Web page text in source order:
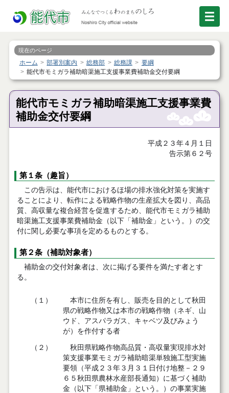
現在のページ
ホーム 部署別案内 総務部 総務課
要綱
能代市モミガラ補助暗渠施工支援事業費補助金交付要綱
能代市モミガラ補助暗渠施工支援事業費
補助金交付要綱
平成２３年４月１日
告示第６２号
第１条（趣旨）
この告示は、能代市におけるほ場の排水強化対策を実施す
ることにより、転作による戦略作物の生産拡大を図り、高品
質、高収量な複合経営を促進するため、能代市モミガラ補助
暗渠施工支援事業費補助金（以下「補助金」という。）の交
付に関し必要な事項を定めるものとする。
第２条（補助対象者）
補助金の交付対象者は、次に掲げる要件を満たす者とす
る。
（１）
本市に住所を有し、販売を目的として秋田
県の戦略作物又は本市の戦略作物（ネギ、山
ウド、アスパラガス、キャベツ及びみょう
が）を作付する者
（２）
秋田県戦略作物高品質・高収量実現排水対
策支援事業モミガラ補助暗渠単独施工型実施
要領（平成２３年３月３１日付け地整－２９
６５秋田県農林水産部長通知）に基づく補助
金（以下「県補助金」という。）の事業実施